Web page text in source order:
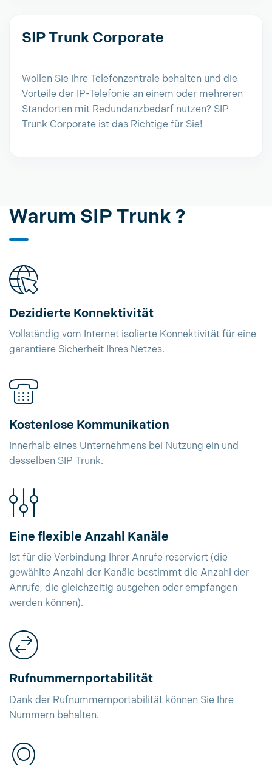
SIP Trunk Corporate
Wollen Sie Ihre Telefonzentrale behalten und die
Vorteile der IP-Telefonie an einem oder mehreren
Standorten mit Redundanzbedarf nutzen? SIP
Trunk Corporate ist das Richtige für Sie!
Warum SIP Trunk ?
Dezidierte Konnektivität
Vollständig vom Internet isolierte Konnektivität für eine
garantiere Sicherheit Ihres Netzes.
Kostenlose Kommunikation
Innerhalb eines Unternehmens bei Nutzung ein und
desselben SIP Trunk.
Eine flexible Anzahl Kanäle
Ist für die Verbindung Ihrer Anrufe reserviert (die
gewählte Anzahl der Kanäle bestimmt die Anzahl der
Anrufe, die gleichzeitig ausgehen oder empfangen
werden können).
Rufnummernportabilität
Dank der Rufnummernportabilität können Sie Ihre
Nummern behalten.